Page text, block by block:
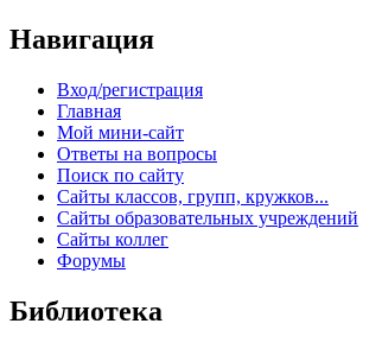
Навигация
Вход/регистрация
Главная
Мой мини-сайт
Ответы на вопросы
Поиск по сайту
Сайты классов, групп, кружков...
Сайты образовательных учреждений
Сайты коллег
Форумы
Библиотека